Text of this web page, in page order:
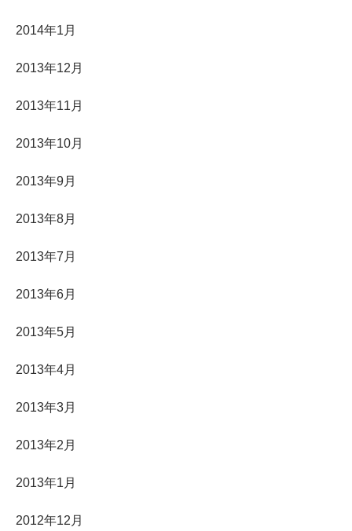
2014年1月
2013年12月
2013年11月
2013年10月
2013年9月
2013年8月
2013年7月
2013年6月
2013年5月
2013年4月
2013年3月
2013年2月
2013年1月
2012年12月